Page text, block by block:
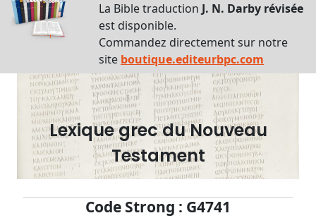
La Bible traduction J. N. Darby révisée
est disponible.
Commandez directement sur notre
site boutique.editeurbpc.com
Lexique grec du Nouveau
Testament
Code Strong : G4741
Recherche
Rechercher
par
lettre
Rechercher
par
mot
français